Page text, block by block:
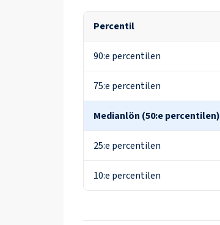
Percentil
90:e percentilen
75:e percentilen
Medianlön (50:e percentilen)
25:e percentilen
10:e percentilen